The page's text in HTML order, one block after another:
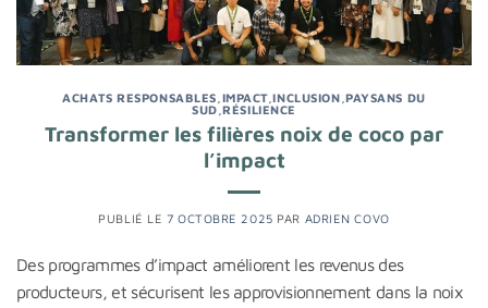
ACHATS RESPONSABLES IMPACT,INCLUSION ,PAYSANS DU
SUD,RÉSILIENCE
Transformer les filières noix de coco par
l’impact
PUBLIÉ LE 7 OCTOBRE 2025 PAR ADRIEN COVO
Des programmes d’impact améliorent les revenus des
producteurs, et sécurisent les approvisionnement dans la noix